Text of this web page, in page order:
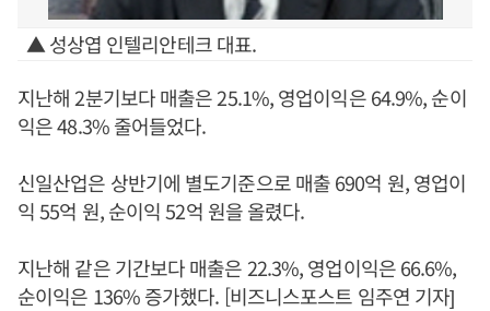
▲ 성상엽 인텔리안테크 대표.
지난해 2분기보다 매출은 25.1%, 영업이익은 64.9%, 순이
익은 48.3% 줄어들었다.
신일산업은 상반기에 별도기준으로 매출 690억 원, 영업이
익 55억 원, 순이익 52억 원을 올렸다.
지난해 같은 기간보다 매출은 22.3%, 영업이익은 66.6%,
순이익은 136% 증가했다. [비즈니스포스트 임주연 기자]